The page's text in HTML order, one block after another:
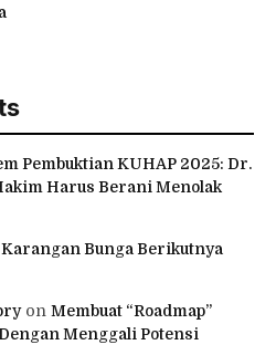
Pembuktian KUHAP 2025: Dr.
Harus Berani Menolak
Karangan Bunga Berikutnya
on Membuat “Roadmap”
Menggali Potensi